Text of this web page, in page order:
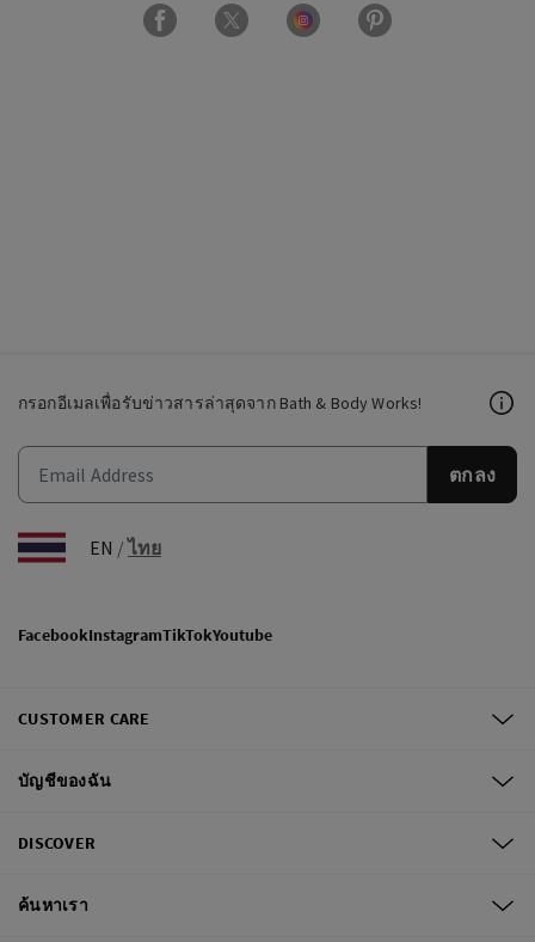
กรอกอีเมลเพื่อรับข่าวสารล่าสุดจาก Bath & Body Works!
ตกลง
EN /ไทย
FacebookInstagramTikTokYoutube
CUSTOMER CARE
บัญชีของฉัน
DISCOVER
ค้นหาเรา